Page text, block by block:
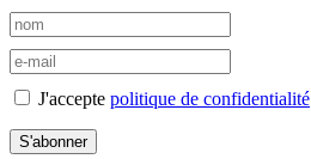
J'accepte politique de confidentialité
S'abonner